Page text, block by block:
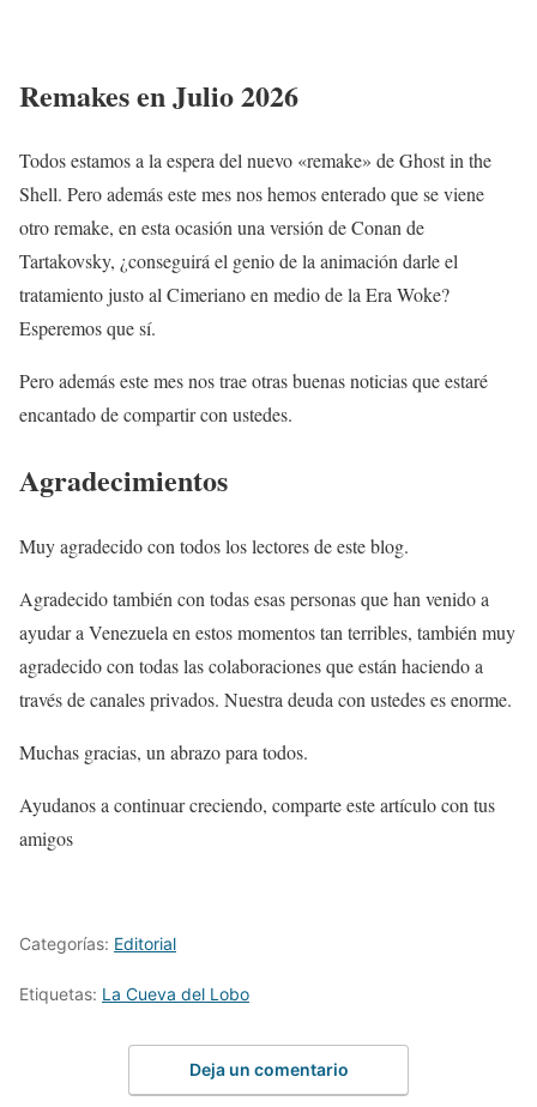
Remakes en Julio 2026
Todos estamos a la espera del nuevo «remake» de Ghost in the
Shell. Pero además este mes nos hemos enterado que se viene
otro remake, en esta ocasión una versión de Conan de
Tartakovsky, ¿conseguirá el genio de la animación darle el
tratamiento justo al Cimeriano en medio de la Era Woke?
Esperemos que sí.
Pero además este mes nos trae otras buenas noticias que estaré
encantado de compartir con ustedes.
Agradecimientos
Muy agradecido con todos los lectores de este blog.
Agradecido también con todas esas personas que han venido a
ayudar a Venezuela en estos momentos tan terribles, también muy
agradecido con todas las colaboraciones que están haciendo a
través de canales privados. Nuestra deuda con ustedes es enorme.
Muchas gracias, un abrazo para todos.
Ayudanos a continuar creciendo, comparte este artículo con tus
amigos
Categorías: Editorial
Etiquetas: La Cueva del Lobo
Deja un comentario